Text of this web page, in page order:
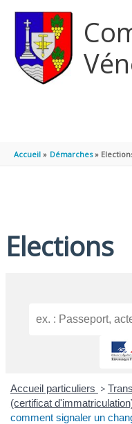
Accueil Démarches
Elections
Accueil particuliers >
(certificat
comment signaler un